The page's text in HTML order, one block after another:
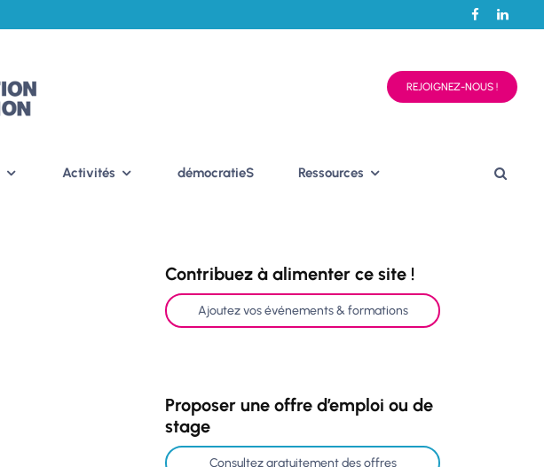
REJOIGNEZ-NOUS !
Activités démocratieS Ressources
Contribuez à alimenter ce site !
Ajoutez vos événements & formations
Proposer une offre d’emploi ou de
stage
Consultez gratuitement des offres